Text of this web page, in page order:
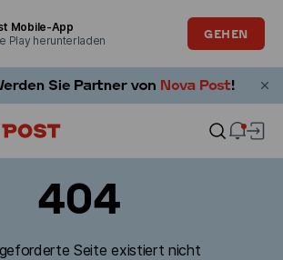
Mobile-App
Play herunterladen
GEHEN
404
Seite existiert nicht